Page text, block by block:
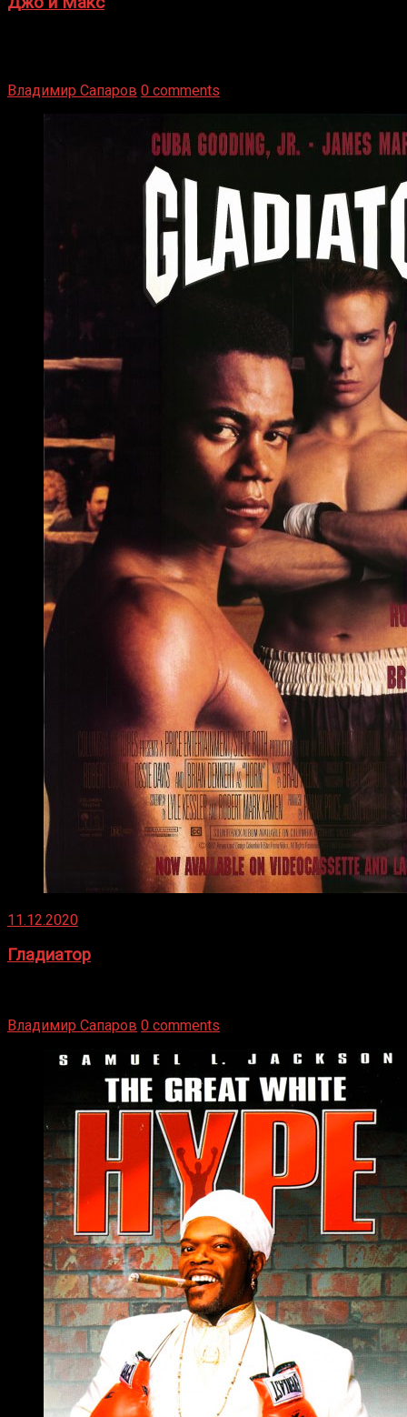
Владимир Сапаров 0 comments
11.12.2020
Гладиатор
Владимир Сапаров 0 comments